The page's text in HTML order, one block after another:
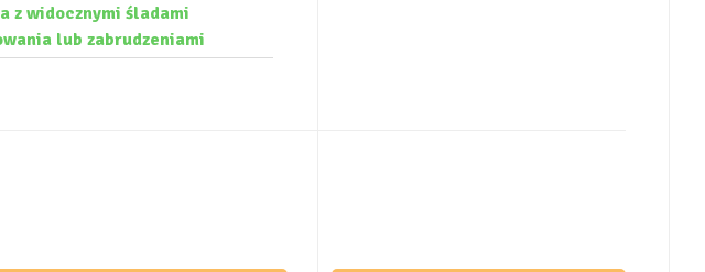
z widocznymi śladami
lub zabrudzeniami